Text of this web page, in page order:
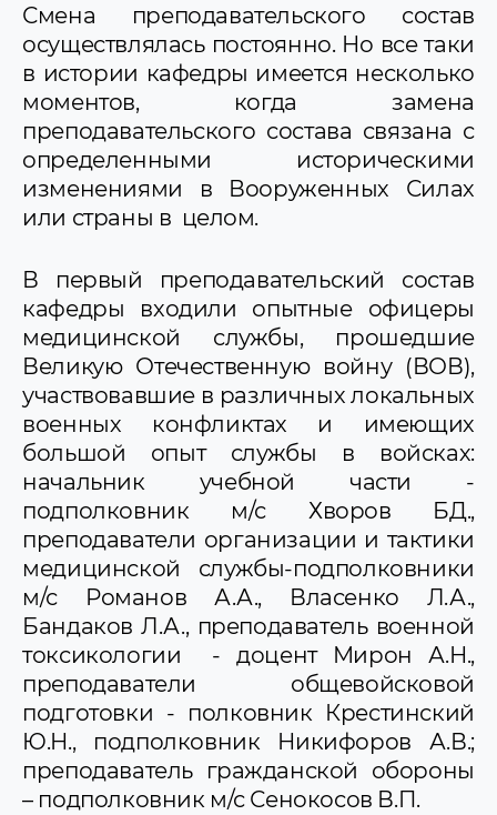
Смена преподавательского состав
осуществлялась постоянно. Но все таки
в истории кафедры имеется несколько
моментов, когда замена
преподавательского состава связана с
определенными историческими
изменениями в Вооруженных Силах
или страны в целом.
В первый преподавательский состав
кафедры входили опытные офицеры
медицинской службы, прошедшие
Великую Отечественную войну (ВОВ),
участвовавшие в различных локальных
военных конфликтах и имеющих
большой опыт службы в войсках:
начальник учебной части -
подполковник м/с Хворов БД.,
преподаватели организации и тактики
медицинской служ­бы-подполковники
м/с Романов А.А., Власенко Л.А.,
Бандаков Л.А., преподаватель военной
токсикологии - доцент Мирон А.Н.,
преподаватели общевойсковой
подготовки - полковник Крестинский
Ю.Н., подполковник Никифоров А.В.;
преподаватель гражданской обороны
– подполковник м/с Сенокосов В.П.